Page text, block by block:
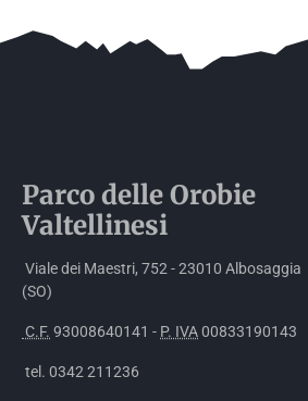
Parco delleOrobie
Valtellinesi
Viale dei Maestri, 752 - 23010 Albosaggia
(SO)
C.F. 93008640141 - P. IVA00833190143
tel. 0342 211236